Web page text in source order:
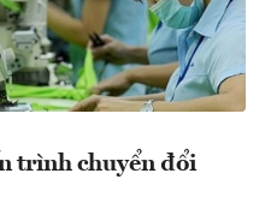
trình chuyển đổi